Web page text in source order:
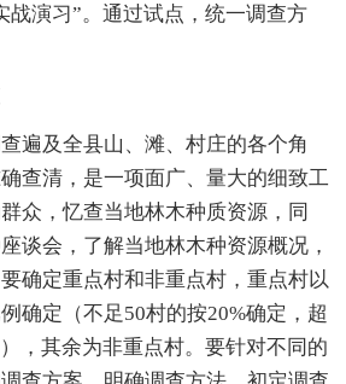
战演习”。通过试点，统一调查方
遍及全县山、滩、村庄的各个角
查清，是一项面广、量大的细致工
众，忆查当地林木种质资源，同
谈会，了解当地林木种资源概况，
确定重点村和非重点村，重点村以
确定（不足50村的按20%确定，超
，其余为非重点村。要针对不同的